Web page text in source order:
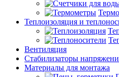
Теплоизоляция и
Вентиляция
Стабилизаторы
Материалы для монтажа